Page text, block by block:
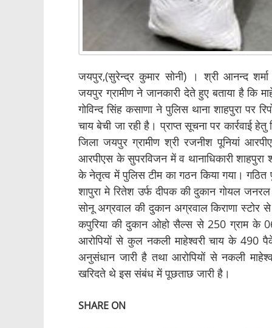
जयपुर,(सुरेन्द्र कुमार सोनी) । श्री आनन्द
जयपुर ग्रामीण ने जानकारी देते हुए बताया है कि
गोविन्द सिंह कसाणा ने पुलिस थाना शाहपुरा पर
चाय बेची जा रही है। प्राप्त सूचना पर कार्रवाई
जिला जयपुर ग्रामीण श्री रजनीश पूनियां
आरपीएस के सुपरविजन में व थानाधिकारी शाहपुरा
के नेतृत्व में पुलिस टीम का गठन किया गया। गठित
शापुरा मे रितेश उर्फ दीपक की दुकान गोयल
सोनू अग्रवाल की दुकान अग्रवाल किराणा
कपुरिया की दुकान ओहो सैल्स से 250 ग्राम के
आरोपियों से कुल नकली माहेश्वरी चाय के 490
अनुसंधान जारी है तथा आरोपियों से नकली
खरिदते थे इस संबंध में पूछताछ जारी है।
SHARE ON